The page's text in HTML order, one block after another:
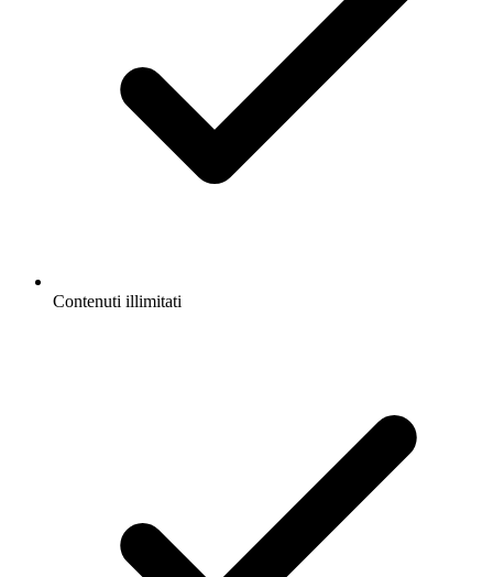
Contenuti illimitati